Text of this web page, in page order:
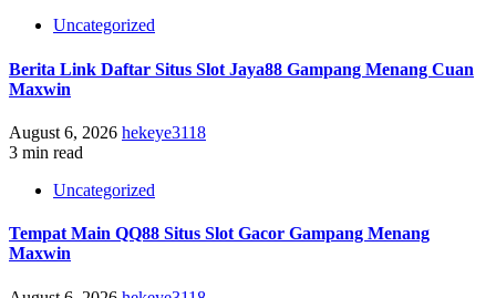
Uncategorized
Berita Link Daftar Situs Slot Jaya88 Gampang Menang Cuan
Maxwin
August 6, 2026 hekeye3118
3 min read
Uncategorized
Tempat Main QQ88 Situs Slot Gacor Gampang Menang
Maxwin